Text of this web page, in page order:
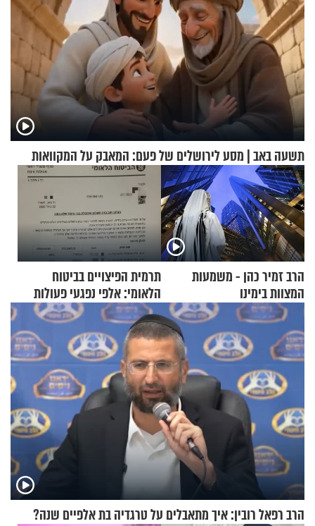
תשעה באב | מסע לירושלים של פעם: המאבק על המקוואות
הרב זמיר כהן - משמעות
המצוות בימינו
תרמית הפיצויים בביטוח
הלאומי: אלפי נפגעי פעולות
איבה קיבלו כספים במירמה
הרב רפאל רובין: איך מתאבלים על טרגדיה בת אלפיים שנה?